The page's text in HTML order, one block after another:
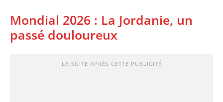
Mondial 2026 : La Jordanie, un
passé douloureux
LA SUITE APRÈS CETTE PUBLICITÉ